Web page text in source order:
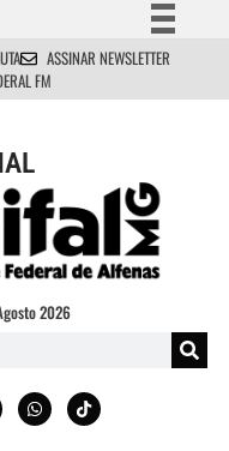
Simplifique!
Comunica BR
Acesso à informação
Legislação
Canais
ASSINAR NEWSLETTER
FM
2026